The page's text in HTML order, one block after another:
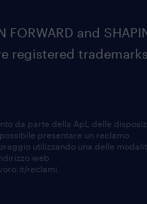
FORWARD and
registered
da parte della ApL delle
presentare un reclamo
utilizzando una delle
web
reclami